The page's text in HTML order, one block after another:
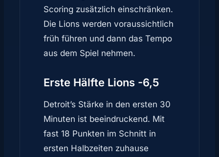
Scoring zusätzlich einschränken.
Die Lions werden voraussichtlich
früh führen und dann das Tempo
aus dem Spiel nehmen.
Erste Hälfte Lions -6,5
Detroit’s Stärke in den ersten 30
Minuten ist beeindruckend. Mit
fast 18 Punkten im Schnitt in
ersten Halbzeiten zuhause